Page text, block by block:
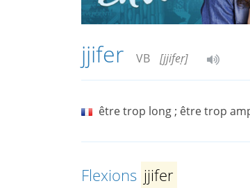
jjifer VB [jjifeṛ]
être trop long ; être trop
Flexions jjifer